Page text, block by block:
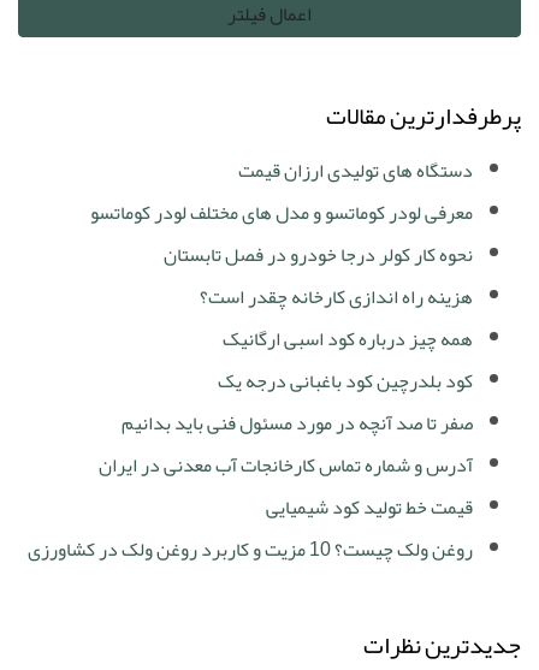
پرطرفدارترین مقالات
دستگاه های تولیدی ارزان قیمت
معرفی لودر کوماتسو و مدل های مختلف لودر کوماتسو
نحوه کار کولر درجا خودرو در فصل تابستان
هزینه راه اندازی کارخانه چقدر است؟
همه چیز درباره کود اسبی ارگانیک
کود بلدرچین کود باغبانی درجه یک
صفر تا صد آنچه در مورد مسئول فنی باید بدانیم
آدرس و شماره تماس کارخانجات آب معدنی در ایران
قیمت خط تولید کود شیمیایی
روغن ولک چیست؟ 10 مزیت و کاربرد روغن ولک در کشاورزی
جدیدترین نظرات